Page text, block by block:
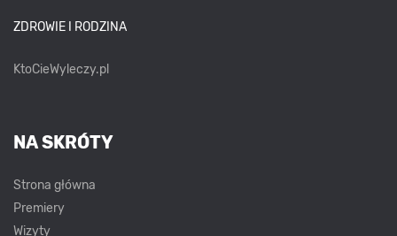
ZDROWIE I RODZINA
KtoCieWyleczy.pl
NA SKRÓTY
Strona główna
Premiery
Wizyty